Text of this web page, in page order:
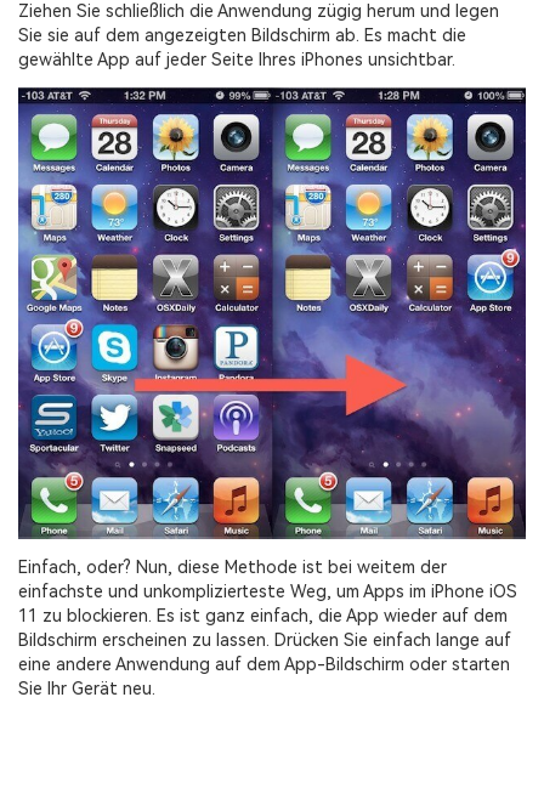
Ziehen Sie schließlich die Anwendung zügig herum und legen
Sie sie auf dem angezeigten Bildschirm ab. Es macht die
gewählte App auf jeder Seite Ihres iPhones unsichtbar.
Einfach, oder? Nun, diese Methode ist bei weitem der
einfachste und unkomplizierteste Weg, um Apps im iPhone iOS
11 zu blockieren. Es ist ganz einfach, die App wieder auf dem
Bildschirm erscheinen zu lassen. Drücken Sie einfach lange auf
eine andere Anwendung auf dem App-Bildschirm oder starten
Sie Ihr Gerät neu.